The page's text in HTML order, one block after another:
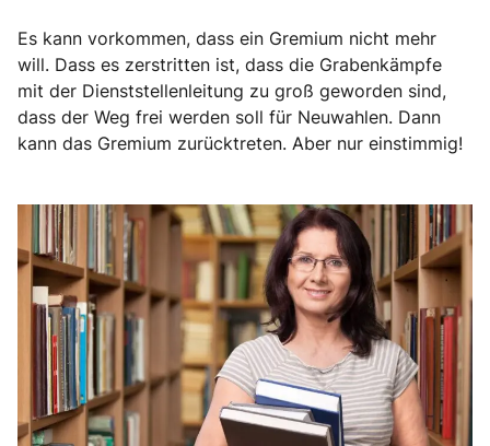
Es kann vorkommen, dass ein Gremium nicht mehr
will. Dass es zerstritten ist, dass die Grabenkämpfe
mit der Dienststellenleitung zu groß geworden sind,
dass der Weg frei werden soll für Neuwahlen. Dann
kann das Gremium zurücktreten. Aber nur einstimmig!